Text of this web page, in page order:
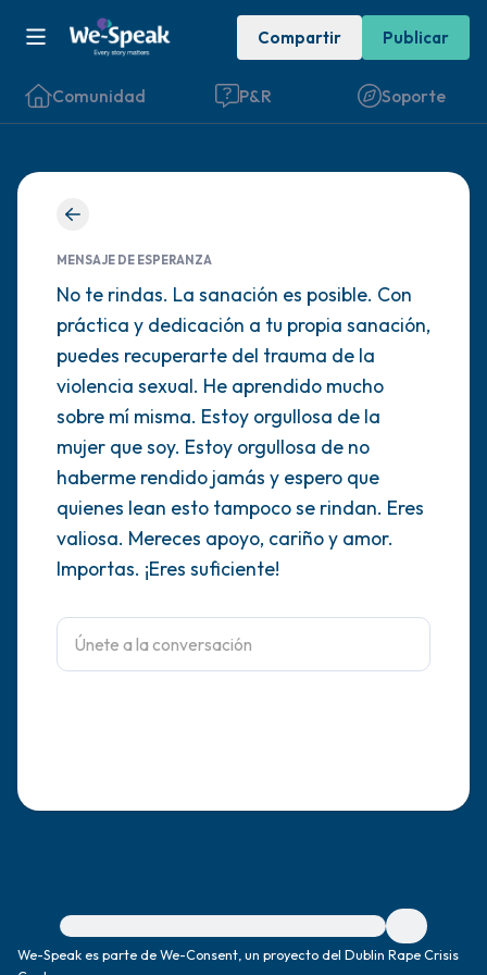
Compartir Publicar
Comunidad P&R Soporte
MENSAJE DE ESPERANZA
No te rindas. La sanación es posible. Con
práctica y dedicación a tu propia sanación,
puedes recuperarte del trauma de la
violencia sexual. He aprendido mucho
sobre mí misma. Estoy orgullosa de la
mujer que soy. Estoy orgullosa de no
haberme rendido jamás y espero que
quienes lean esto tampoco se rindan. Eres
valiosa. Mereces apoyo, cariño y amor.
Importas. ¡Eres suficiente!
Para obtener ayuda inmediata, visite {{resource}}
We-Speak es parte de We-Consent, un proyecto del Dublin Rape Crisis
Encuentra un lugar cómodo para sentarte.
Cierra los ojos suavemente y respira
profundamente un par de veces: inhala por
la nariz (cuenta hasta 3), exhala por la
boca (cuenta hasta 3). Ahora abre los ojos
y mira a tu alrededor. Nombra lo siguiente
en voz alta:
5 – cosas que puedes ver (puedes mirar
dentro de la habitación y por la ventana)
4 – cosas que puedes sentir (¿qué hay
3 – cosas que puedes oír